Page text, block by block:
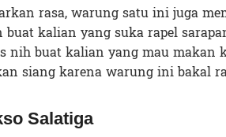
rasa, warung satu ini juga
kalian yang suka rapel
nih buat kalian yang mau makan
siang karena warung ini bakal
Salatiga